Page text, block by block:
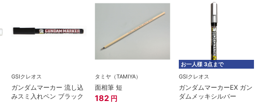
GSIクレオス
ガンダムマーカー 流し込
みスミ入れペン ブラック
タミヤ（TAMIYA）
面相筆 短
182 円
お一人様 3点まで
GSIクレオス
ガンダムマーカーEX ガン
ダムメッキシルバー